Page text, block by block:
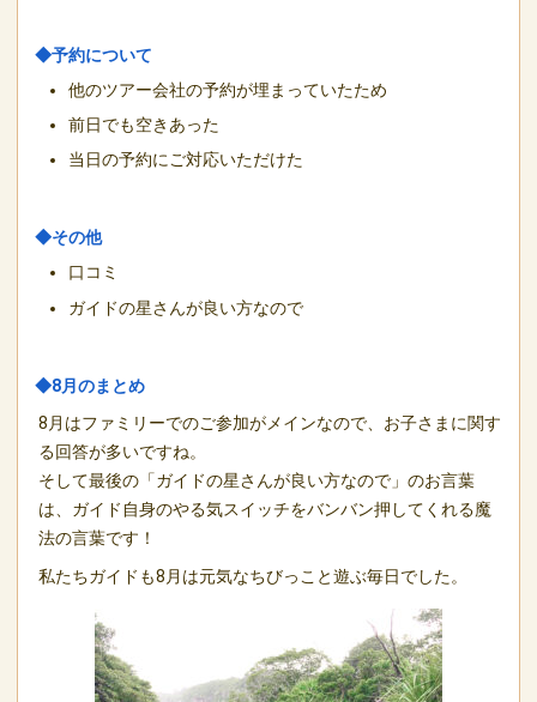
◆予約について
他のツアー会社の予約が埋まっていたため
前日でも空きあった
当日の予約にご対応いただけた
◆その他
口コミ
ガイドの星さんが良い方なので
◆8月のまとめ
8月はファミリーでのご参加がメインなので、お子さまに関す
る回答が多いですね。
そして最後の「ガイドの星さんが良い方なので」のお言葉
は、ガイド自身のやる気スイッチをバンバン押してくれる魔
法の言葉です！
私たちガイドも8月は元気なちびっこと遊ぶ毎日でした。